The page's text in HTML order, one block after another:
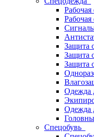
Рабочая
Рабочая
Защита
Защита
Защита
Одежда
Одежда
Спецобувь